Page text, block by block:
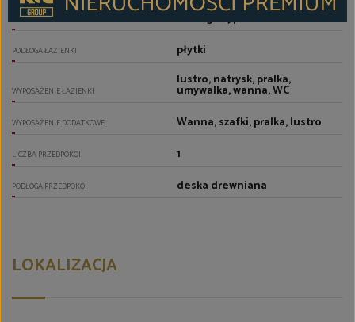
GLAZURA ŁAZIENKI nowego typu
PODŁOGA ŁAZIENKI płytki
WYPOSAŻENIE ŁAZIENKI
lustro, natrysk, pralka,
umywalka, wanna, WC
WYPOSAŻENIE DODATKOWE Wanna, szafki, pralka, lustro
LICZBA PRZEDPOKOI 1
PODŁOGA PRZEDPOKOI deska drewniana
LOKALIZACJA